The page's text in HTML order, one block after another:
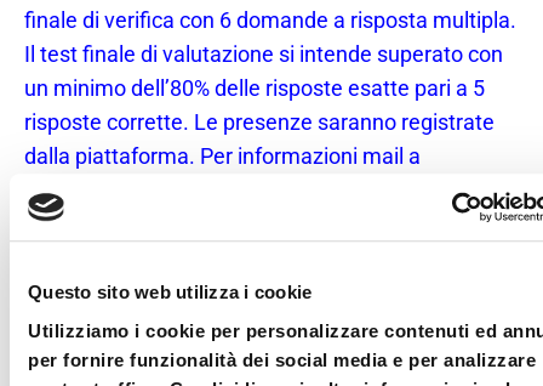
Questo sito web utilizza i cookie
Utilizziamo i cookie per personalizzare contenuti ed
per fornire funzionalità dei social media e per analizzare
finale di verifica con 6 domande a risposta multipla.
Il test finale di valutazione si intende superato con
un minimo dell’80% delle risposte esatte pari a 5
risposte corrette. Le presenze saranno registrate
dalla piattaforma. Per informazioni mail a
info@ariannaeventi.it
riconoscimento formativo, ai fini di quanto previsto
ottenuto l’accreditamento del corso presso il
Ministero dell’Interno. Il corso, inoltre, è stato
accreditato al Consiglio Nazionale anche per la